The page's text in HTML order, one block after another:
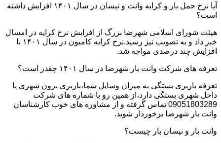
آیا نرخ حمل بار و کرایه وانت و نیسان در سال ۱۴۰۱ افزایش داشته
است؟
هیئت شورای اسلامی شهرضا بزرگ از افزایش نرخ کرایه در امسال
خبر داد و به تصویب نیز رسید.نرخ کرایه کامیون در سال ۱۴۰۱ با
افزایش چند درصدی مواجه شد.
تعرفه های شرکت وانت بار شهرضا در سال ۱۴۰۱ چقدر است؟
تعرفه باربری بستگی به میزان وسایل شما،باربری برون شهری یا
داخل شهری بستگی دارد،از همین رو با شماره های شرکت
09051803289 تماس گرفته و از مشاوره های خوب کارشناسان
وانت بار شهرضا برخوردار شوید.
وانت بار و نیسان بار چیست؟